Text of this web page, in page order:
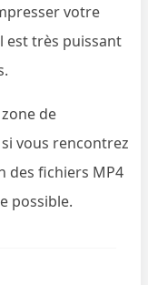
votre
est très puissant
de
vous rencontrez
des fichiers MP4
possible.